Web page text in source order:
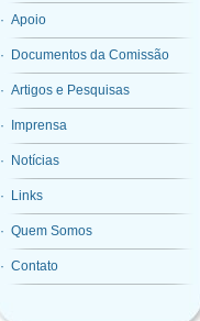
· Apoio
· Documentos da Comissão
· Artigos e Pesquisas
· Imprensa
· Notícias
· Links
· Quem Somos
· Contato